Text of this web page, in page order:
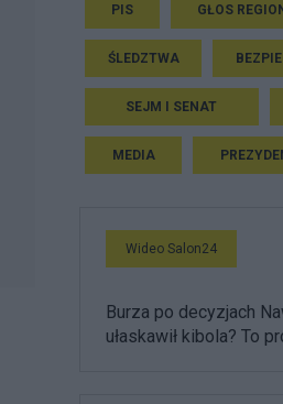
PIS GŁOS
ŚLEDZTWA
SEJM I SENAT
MEDIA
Wideo Salon24
Burza po decyzjach
ułaskawił kibola? To